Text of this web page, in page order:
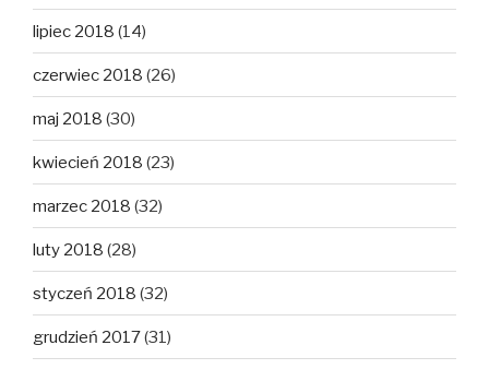
lipiec 2018 (14)
czerwiec 2018 (26)
maj 2018 (30)
kwiecień 2018 (23)
marzec 2018 (32)
luty 2018 (28)
styczeń 2018 (32)
grudzień 2017(31)